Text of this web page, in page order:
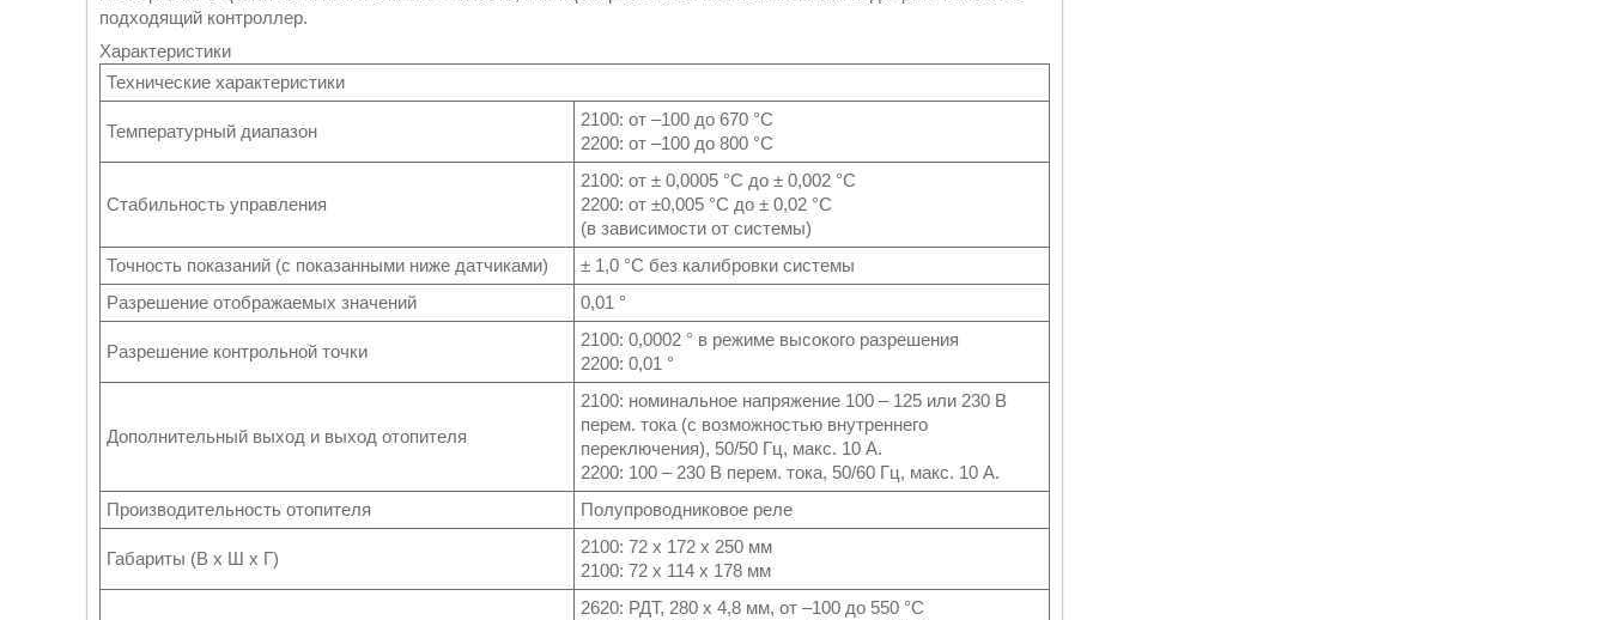
подходящий контроллер.
Характеристики
Технические характеристики
Температурный диапазон
2100: от –100 до 670 °C
2200: от –100 до 800 °C
Стабильность управления
2100: от ± 0,0005 °C до ± 0,002 °C
2200: от ±0,005 °C до ± 0,02 °C
(в зависимости от системы)
Точность показаний (с показанными ниже датчиками)
± 1,0 °C без калибровки системы
Разрешение отображаемых значений
0,01 °
Разрешение контрольной точки
2100: 0,0002 ° в режиме высокого разрешения
2200: 0,01 °
Дополнительный выход и выход отопителя
2100: номинальное напряжение 100 – 125 или 230 В
перем. тока (с возможностью внутреннего
переключения), 50/50 Гц, макс. 10 А.
2200: 100 – 230 В перем. тока, 50/60 Гц, макс. 10 А.
Производительность отопителя
Полупроводниковое реле
Габариты (В x Ш x Г)
2100: 72 x 172 x 250 мм
2100: 72 x 114 x 178 мм
2620: РДТ, 280 x 4,8 мм, от –100 до 550 °C